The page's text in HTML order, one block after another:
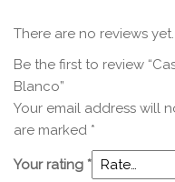
There are no reviews yet.
Be the first to review
Blanco”
Your email address will
are marked *
Your rating *